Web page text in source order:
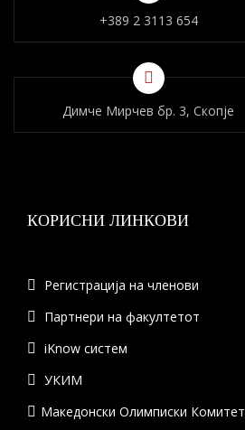
+389 2 3113 654
Димче Мирчев бр. 3, Скопје
КОРИСНИ ЛИНКОВИ
Регистрација на членови
Партнери на факултетот
iKnow систем
УКИМ
Македонски Олимписки Комитет